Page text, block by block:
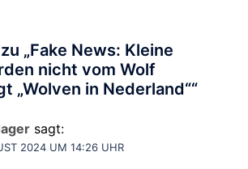
„Fake News: Kleine
nicht vom Wolf
„Wolven in Nederland““
sagt:
2024 UM 14:26 UHR